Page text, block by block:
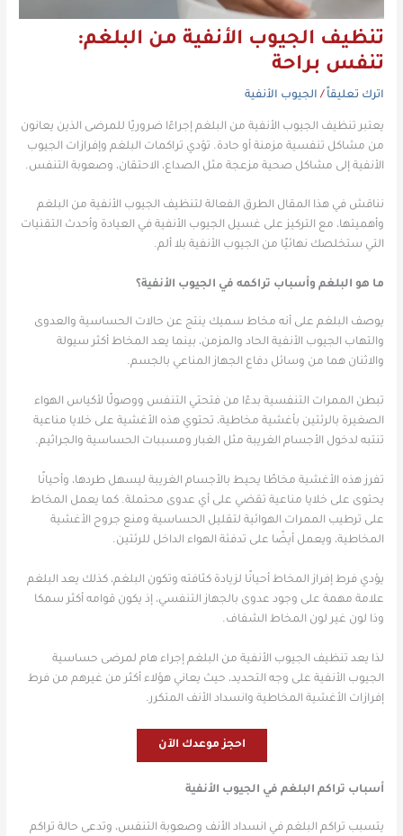
تنظيف الجيوب الأنفية من البلغم:
تنفس براحة
اترك تعليقاً / الجيوب الأنفية
يعتبر تنظيف الجيوب الأنفية من البلغم إجراءًا ضروريًا للمرضى الذين يعانون
من مشاكل تنفسية مزمنة أو حادة. تؤدي تراكمات البلغم وإفرازات الجيوب
الأنفية إلى مشاكل صحية مزعجة مثل الصداع، الاحتقان، وصعوبة التنفس.
نناقش في هذا المقال الطرق الفعالة لتنظيف الجيوب الأنفية من البلغم
وأهميتها، مع التركيز على غسيل الجيوب الأنفية في العيادة وأحدث التقنيات
التي ستخلصك نهائيًا من الجيوب الأنفية بلا ألم.
ما هو البلغم وأسباب تراكمه في الجيوب الأنفية؟
يوصف البلغم على أنه مخاط سميك ينتج عن حالات الحساسية والعدوى
والتهاب الجيوب الأنفية الحاد والمزمن، بينما يعد المخاط أكثر سيولة
والاثنان هما من وسائل دفاع الجهاز المناعي بالجسم.
تبطن الممرات التنفسية بدءًا من فتحتي التنفس ووصولًا لأكياس الهواء
الصغيرة بالرئتين بأغشية مخاطية، تحتوي هذه الأغشية على خلايا مناعية
تنتبه لدخول الأجسام الغريبة مثل الغبار ومسببات الحساسية والجراثيم.
تفرز هذه الأغشية مخاطًا يحيط بالأجسام الغريبة ليسهل طردها، وأحيانًا
يحتوى على خلايا مناعية تقضي على أي عدوى محتملة.كما يعمل المخاط
على ترطيب الممرات الهوائية لتقليل الحساسية ومنع جروح الأغشية
المخاطية، ويعمل أيضًا على تدفئة الهواء الداخل للرئتين.
يؤدي فرط إفراز المخاط أحيانًا لزيادة كثافته وتكون البلغم، كذلك يعد البلغم
علامة مهمة على وجود عدوى بالجهاز التنفسي، إذ يكون قوامه أكثر سمكا
وذا لون غير لون المخاط الشفاف.
لذا يعد تنظيف الجيوب الأنفية من البلغم إجراء هام لمرضى حساسية
الجيوب الأنفية على وجه التحديد، حيث يعاني هؤلاء أكثر من غيرهم من فرط
إفرازات الأغشية المخاطية وانسداد الأنف المتكرر.
احجز موعدك الآن
أسباب تراكم البلغم في الجيوب الأنفية
يتسبب تراكم البلغم في انسداد الأنف وصعوبة التنفس، وتدعى حالة تراكم